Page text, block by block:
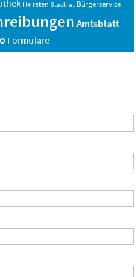
Heiraten Stadtrat Bürgerservice
Amtsblatt
Formulare